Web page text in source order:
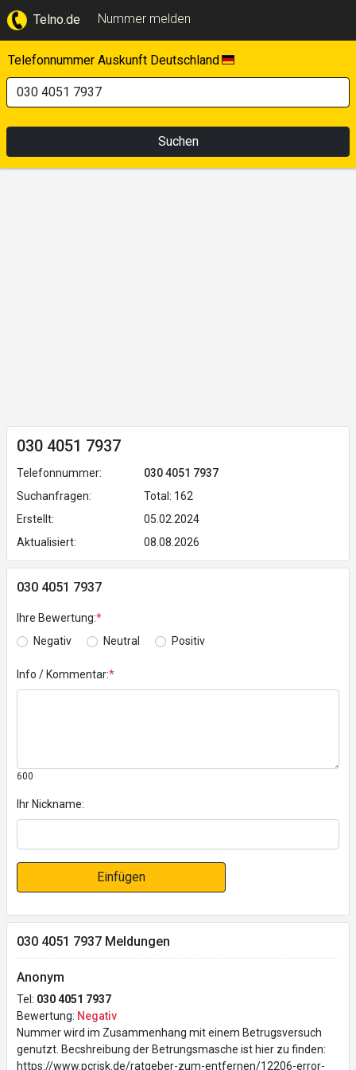
Telno.de Nummer melden
Telefonnummer Auskunft Deutschland
Suchen
030 4051 7937
Telefonnummer:
030 4051 7937
Suchanfragen:
Total: 162
Erstellt:
05.02.2024
Aktualisiert:
08.08.2026
030 4051 7937
Ihre Bewertung:*
Negativ
Neutral Positiv
Info / Kommentar:*
600
Ihr Nickname:
Einfügen
030 4051 7937 Meldungen
Anonym
Tel: 030 4051 7937
Bewertung: Negativ
Nummer wird im Zusammenhang mit einem Betrugsversuch
genutzt. Becshreibung der Betrungsmasche ist hier zu finden:
https://www.pcrisk.de/ratgeber-zum-entfernen/12206-error-